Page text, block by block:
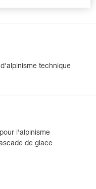
technique
l’alpinisme
de glace